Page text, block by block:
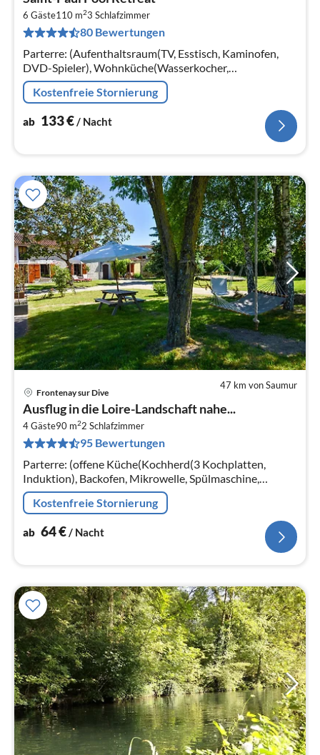
6 Gäste110 m23 Schlafzimmer
80 Bewertungen
Parterre: (Aufenthaltsraum(TV, Esstisch, Kaminofen,
DVD-Spieler), Wohnküche(Wasserkocher,
Kaffeemaschine, Backofen, Mikrowelle, Spülmaschine)
Kostenfreie Stornierung
ab 133€/ Nacht
47 km von Saumur
Frontenay sur Dive
Ausflug in die Loire-Landschaft nahe...
4 Gäste90 m22 Schlafzimmer
95 Bewertungen
Parterre: (offene Küche(Kochherd(3 Kochplatten,
Induktion), Backofen, Mikrowelle, Spülmaschine,
Kühlschrank), Wohn/Esszimmer(TV(Flatscreen),
Herd(Holz), DVD-Spieler)) In der 1.
Kostenfreie Stornierung
ab 64€/ Nacht